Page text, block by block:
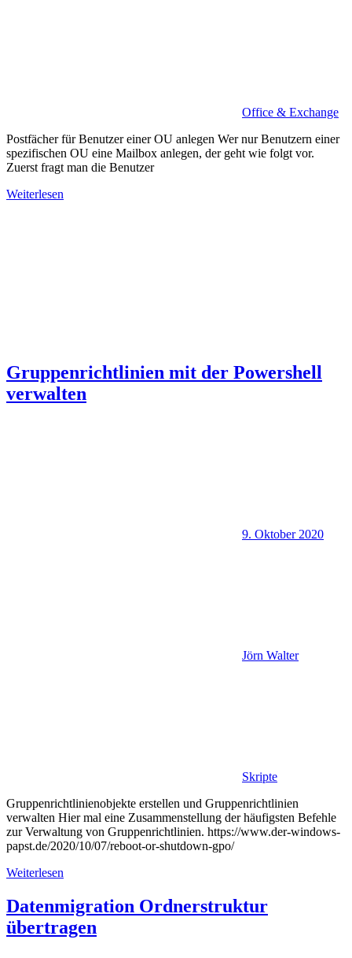
Office & Exchange
Postfächer für Benutzer einer OU anlegen Wer nur Benutzern einer
spezifischen OU eine Mailbox anlegen, der geht wie folgt vor.
Zuerst fragt man die Benutzer
Weiterlesen
Gruppenrichtlinien mit der Powershell
verwalten
9. Oktober 2020
Jörn Walter
Skripte
Gruppenrichtlinienobjekte erstellen und Gruppenrichtlinien
verwalten Hier mal eine Zusammenstellung der häufigsten Befehle
zur Verwaltung von Gruppenrichtlinien. https://www.der-windows-
papst.de/2020/10/07/reboot-or-shutdown-gpo/
Weiterlesen
Datenmigration Ordnerstruktur
übertragen